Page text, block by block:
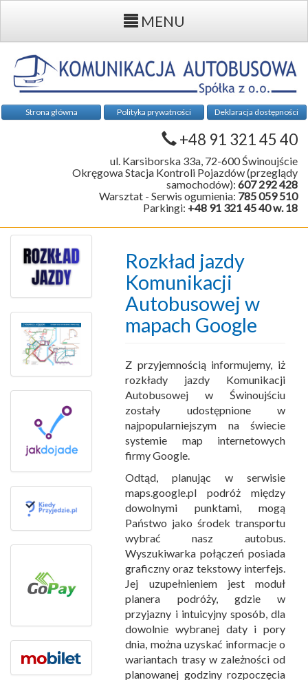
MENU
Strona główna Polityka prywatności Deklaracja dostępności
+48 91 321 45 40
ul. Karsiborska 33a, 72-600 Świnoujście
Okręgowa Stacja Kontroli Pojazdów (przeglądy
samochodów): 607 292 428
Warsztat - Serwis ogumienia: 785 059 510
Parkingi: +48 91 321 45 40 w. 18
Rozkład jazdy
Komunikacji
Autobusowej w
mapach Google
Z przyjemnością informujemy, iż
rozkłady jazdy Komunikacji
Autobusowej w Świnoujściu
zostały udostępnione w
najpopularniejszym na świecie
systemie map internetowych
firmy Google.
Odtąd, planując w serwisie
maps.google.pl podróż między
dowolnymi punktami, mogą
Państwo jako środek transportu
wybrać nasz autobus.
Wyszukiwarka połączeń posiada
graficzny oraz tekstowy interfejs.
Jej uzupełnieniem jest moduł
planera podróży, gdzie w
przyjazny i intuicyjny sposób, dla
dowolnie wybranej daty i pory
dnia, można uzyskać informacje o
wariantach trasy w zależności od
planowanej godziny rozpoczęcia